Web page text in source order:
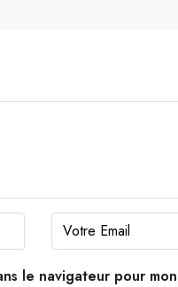
le navigateur pour